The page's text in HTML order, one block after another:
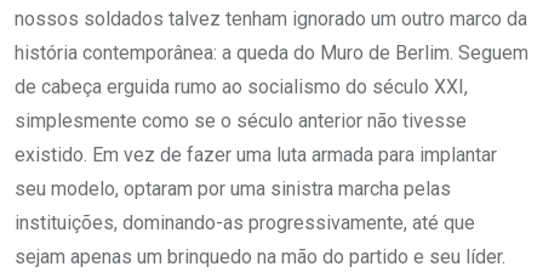
nossos soldados talvez tenham ignorado um outro marco da
história contemporânea: a queda do Muro de Berlim. Seguem
de cabeça erguida rumo ao socialismo do século XXI,
simplesmente como se o século anterior não tivesse
existido. Em vez de fazer uma luta armada para implantar
seu modelo, optaram por uma sinistra marcha pelas
instituições, dominando-as progressivamente, até que
sejam apenas um brinquedo na mão do partido e seu líder.